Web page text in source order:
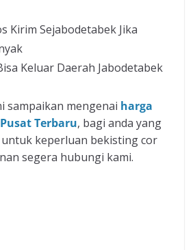
Kirim Sejabodetabek Jika
Keluar Daerah Jabodetabek
sampaikan mengenai harga
Terbaru, bagi anda yang
keperluan bekisting cor
segera hubungi kami.